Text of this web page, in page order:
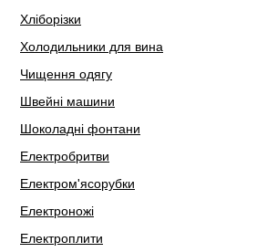
Хліборізки
Холодильники для вина
Чищення одягу
Швейні машини
Шоколадні фонтани
Електробритви
Електром'ясорубки
Електроножі
Електроплити